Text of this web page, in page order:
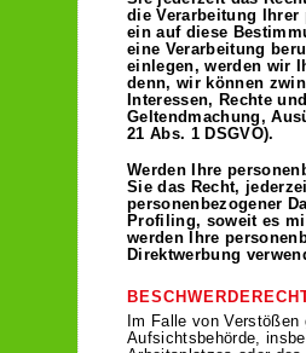
die Verarbeitung Ihrer
ein auf diese
eine Verarbeitung
einlegen, werden wir
denn, wir können
Interessen, Rechte
Geltendmachung,
21 Abs. 1 DSGVO).
Werden Ihre
Sie das Recht,
personenbezogener
Profiling, soweit es
werden Ihre
Direktwerbung
Im Falle von
Aufsichtsbehörde,